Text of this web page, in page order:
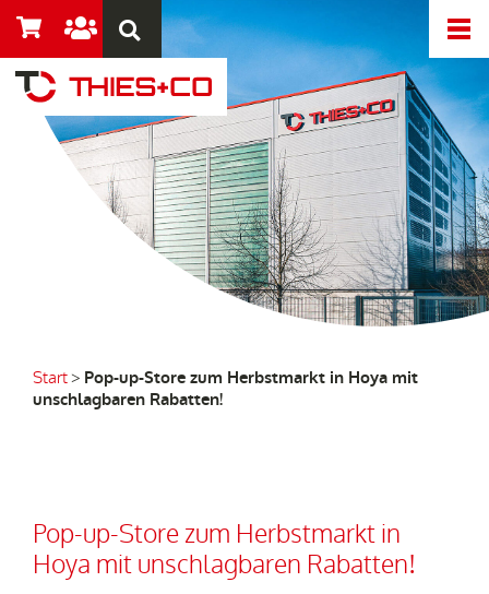
Start> Pop-up-Store zum Herbstmarkt in Hoya mit
unschlagbaren Rabatten!
Pop-up-Store zum Herbstmarkt in
Hoya mit unschlagbaren Rabatten!